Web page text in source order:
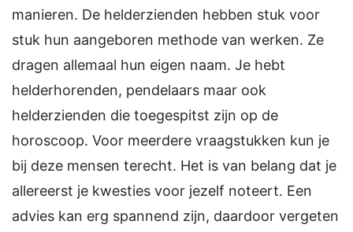
manieren. De helderzienden hebben stuk voor
stuk hun aangeboren methode van werken. Ze
dragen allemaal hun eigen naam. Je hebt
helderhorenden, pendelaars maar ook
helderzienden die toegespitst zijn op de
horoscoop. Voor meerdere vraagstukken kun je
bij deze mensen terecht. Het is van belang dat je
allereerst je kwesties voor jezelf noteert. Een
advies kan erg spannend zijn, daardoor vergeten